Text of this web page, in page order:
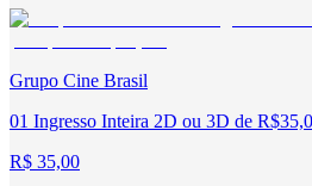
Grupo Cine Brasil
01 Ingresso Inteira 2D ou 3D de
R$ 35,00